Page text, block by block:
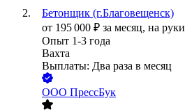
Бетонщик (г.Благовещенск)
от 195 000 ₽ за месяц, на руки
Опыт 1-3 года
Вахта
Выплаты: Два раза в месяц
ООО ПрессБук